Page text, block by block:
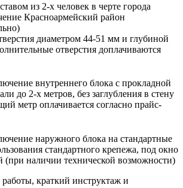
из 2-х человек в черте города
Красноармейский район
диаметром 44-51 мм и глубиной
отверстия доплачиваются
внутреннего блока с прокладной
до 2-х метров, без заглубления в стену
метр оплачивается согласно прайс-
наружного блока на стандартные
стандартного крепежа, под окно
(при наличии технической возможности)
краткий инструктаж и